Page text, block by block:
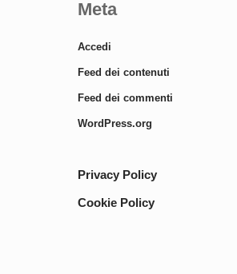
Meta
Accedi
Feed dei contenuti
Feed dei commenti
WordPress.org
Privacy Policy
Cookie Policy